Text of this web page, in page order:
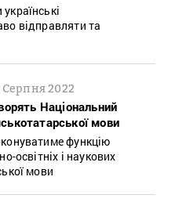
відправляти та
Серпня 2022
Національний
мови
функцію
освітніх і наукових
мови